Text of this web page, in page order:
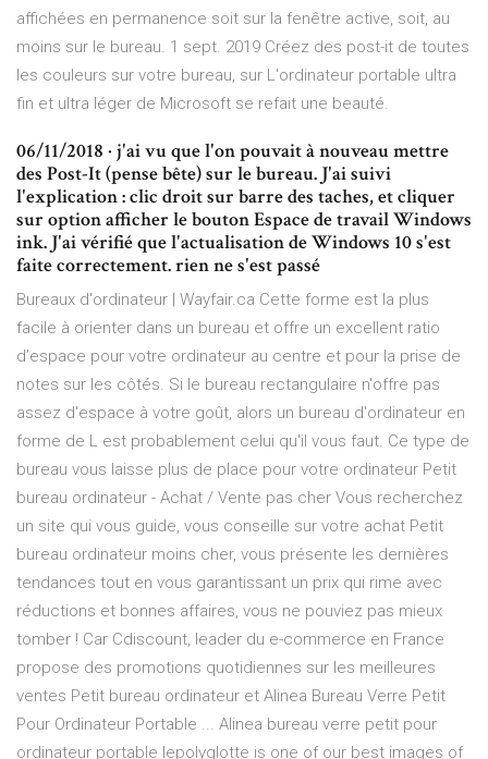
affichées en permanence soit sur la fenêtre active, soit, au
moins sur le bureau. 1 sept. 2019 Créez des post-it de toutes
les couleurs sur votre bureau, sur L'ordinateur portable ultra
fin et ultra léger de Microsoft se refait une beauté.
06/11/2018 · j'ai vu que l'on pouvait à nouveau mettre
des Post-It (pense bête) sur le bureau. J'ai suivi
l'explication : clic droit sur barre des taches, et cliquer
sur option afficher le bouton Espace de travail Windows
ink. J'ai vérifié que l'actualisation de Windows 10 s'est
faite correctement. rien ne s'est passé
Bureaux d'ordinateur | Wayfair.ca Cette forme est la plus
facile à orienter dans un bureau et offre un excellent ratio
d’espace pour votre ordinateur au centre et pour la prise de
notes sur les côtés. Si le bureau rectangulaire n'offre pas
assez d'espace à votre goût, alors un bureau d'ordinateur en
forme de L est probablement celui qu'il vous faut. Ce type de
bureau vous laisse plus de place pour votre ordinateur Petit
bureau ordinateur - Achat / Vente pas cher Vous recherchez
un site qui vous guide, vous conseille sur votre achat Petit
bureau ordinateur moins cher, vous présente les dernières
tendances tout en vous garantissant un prix qui rime avec
réductions et bonnes affaires, vous ne pouviez pas mieux
tomber ! Car Cdiscount, leader du e-commerce en France
propose des promotions quotidiennes sur les meilleures
ventes Petit bureau ordinateur et Alinea Bureau Verre Petit
Pour Ordinateur Portable ... Alinea bureau verre petit pour
ordinateur portable lepolyglotte is one of our best images of